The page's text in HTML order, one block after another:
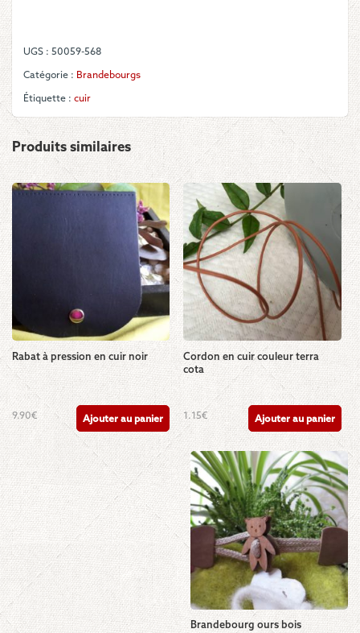
UGS : 50059-568
Catégorie : Brandebourgs
Étiquette : cuir
Produits similaires
Rabat à pression en cuir noir
9.90€ Ajouter au panier
Cordon en cuir couleur terra
cota
1.15€ Ajouter au panier
Brandebourg ours bois